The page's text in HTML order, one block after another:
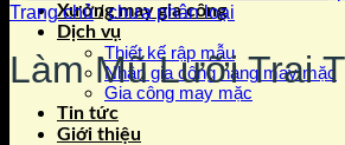
Xưởng may gia công
Dịch vụ
Thiết kế rập mẫu
Nhận gia công hàng may mặc
Gia công may mặc
Tin tức
Giới thiệu
Trang chủ / chưa phân loại
Làm Mũ Lưỡi Trai